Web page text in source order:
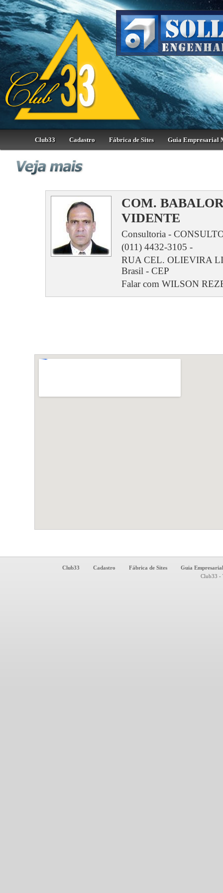
Club33 Cadastro Fábrica de Sites Guia Empresarial
COM.
VIDENTE
Consultoria -
(011) 4432-3105 -
RUA CEL. OLIEVIRA
Brasil - CEP
Falar com WILSON
Club33 Cadastro Fábrica de Sites
Guia
Club33 -